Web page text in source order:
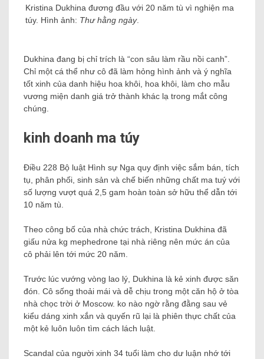
Kristina Dukhina đương đầu với 20 năm tù vì nghiện ma
túy. Hình ảnh: Thư hằng ngày.
Dukhina đang bị chỉ trích là “con sâu làm rầu nồi canh”.
Chỉ một cá thể như cô đã làm hỏng hình ảnh và ý nghĩa
tốt xinh của danh hiệu hoa khôi, hoa khôi, làm cho mẫu
vương miện danh giá trở thành khác lạ trong mắt công
chúng.
kinh doanh ma túy
Điều 228 Bộ luật Hình sự Nga quy định việc sắm bán, tích
tụ, phân phối, sinh sản và chế biến những chất ma tuý với
số lượng vượt quá 2,5 gam hoàn toàn sở hữu thể dẫn tới
10 năm tù.
Theo công bố của nhà chức trách, Kristina Dukhina đã
giấu nửa kg mephedrone tại nhà riêng nên mức án của
cô phải lên tới mức 20 năm.
Trước lúc vướng vòng lao lý, Dukhina là kẻ xinh được săn
đón. Cô sống thoải mái và dễ chịu trong một căn hộ ở tòa
nhà chọc trời ở Moscow. ko nào ngờ rằng đằng sau vẻ
kiểu dáng xinh xắn và quyến rũ lại là phiên thực chất của
một kẻ luôn luôn tìm cách lách luật.
Scandal của người xinh 34 tuổi làm cho dư luận nhớ tới